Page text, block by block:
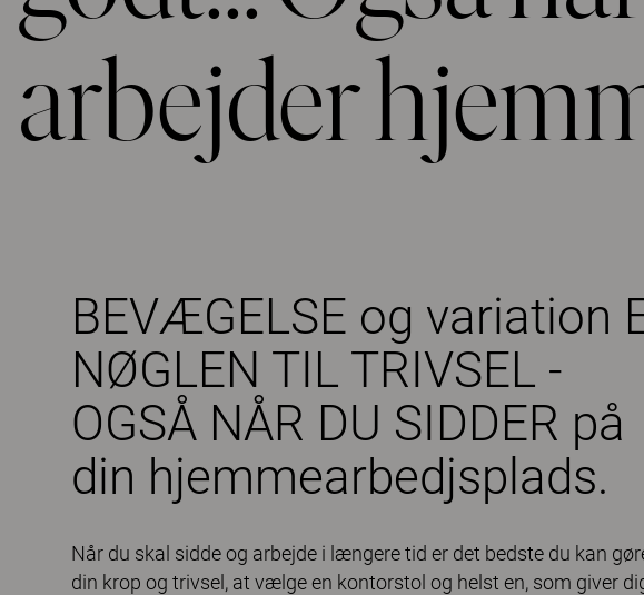
arbejder
BEVÆGELSE og variation
NØGLEN TIL TRIVSEL -
OGSÅ NÅR DU SIDDER på
din hjemmearbedjsplads.
Når du skal sidde og arbejde i længere tid er det bedste du kan
din krop og trivsel, at vælge en kontorstol og helst en, som giver